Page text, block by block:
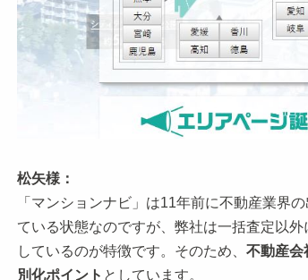
松矢様：
「マンションナビ」は11年前に不動産業界
ている状態なのですが、弊社は一括査定以
しているのが特徴です。そのため、 不動産会
別化ポイント としています。